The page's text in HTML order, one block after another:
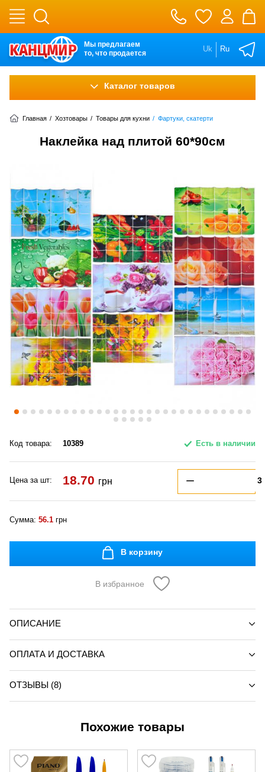
Мы предлагаем
то, что продается
Uk Ru
Каталог товаров
Главная / Хозтовары / Товары для кухни / Фартуки, скатерти
Наклейка над плитой 60*90см
Код товара: 10389 Есть в наличии
Цена за шт: 18.70 грн
Сумма: 56.1 грн
В корзину
В избранное
ОПИСАНИЕ
ОПЛАТА И ДОСТАВКА
ОТЗЫВЫ (8)
Похожие товары